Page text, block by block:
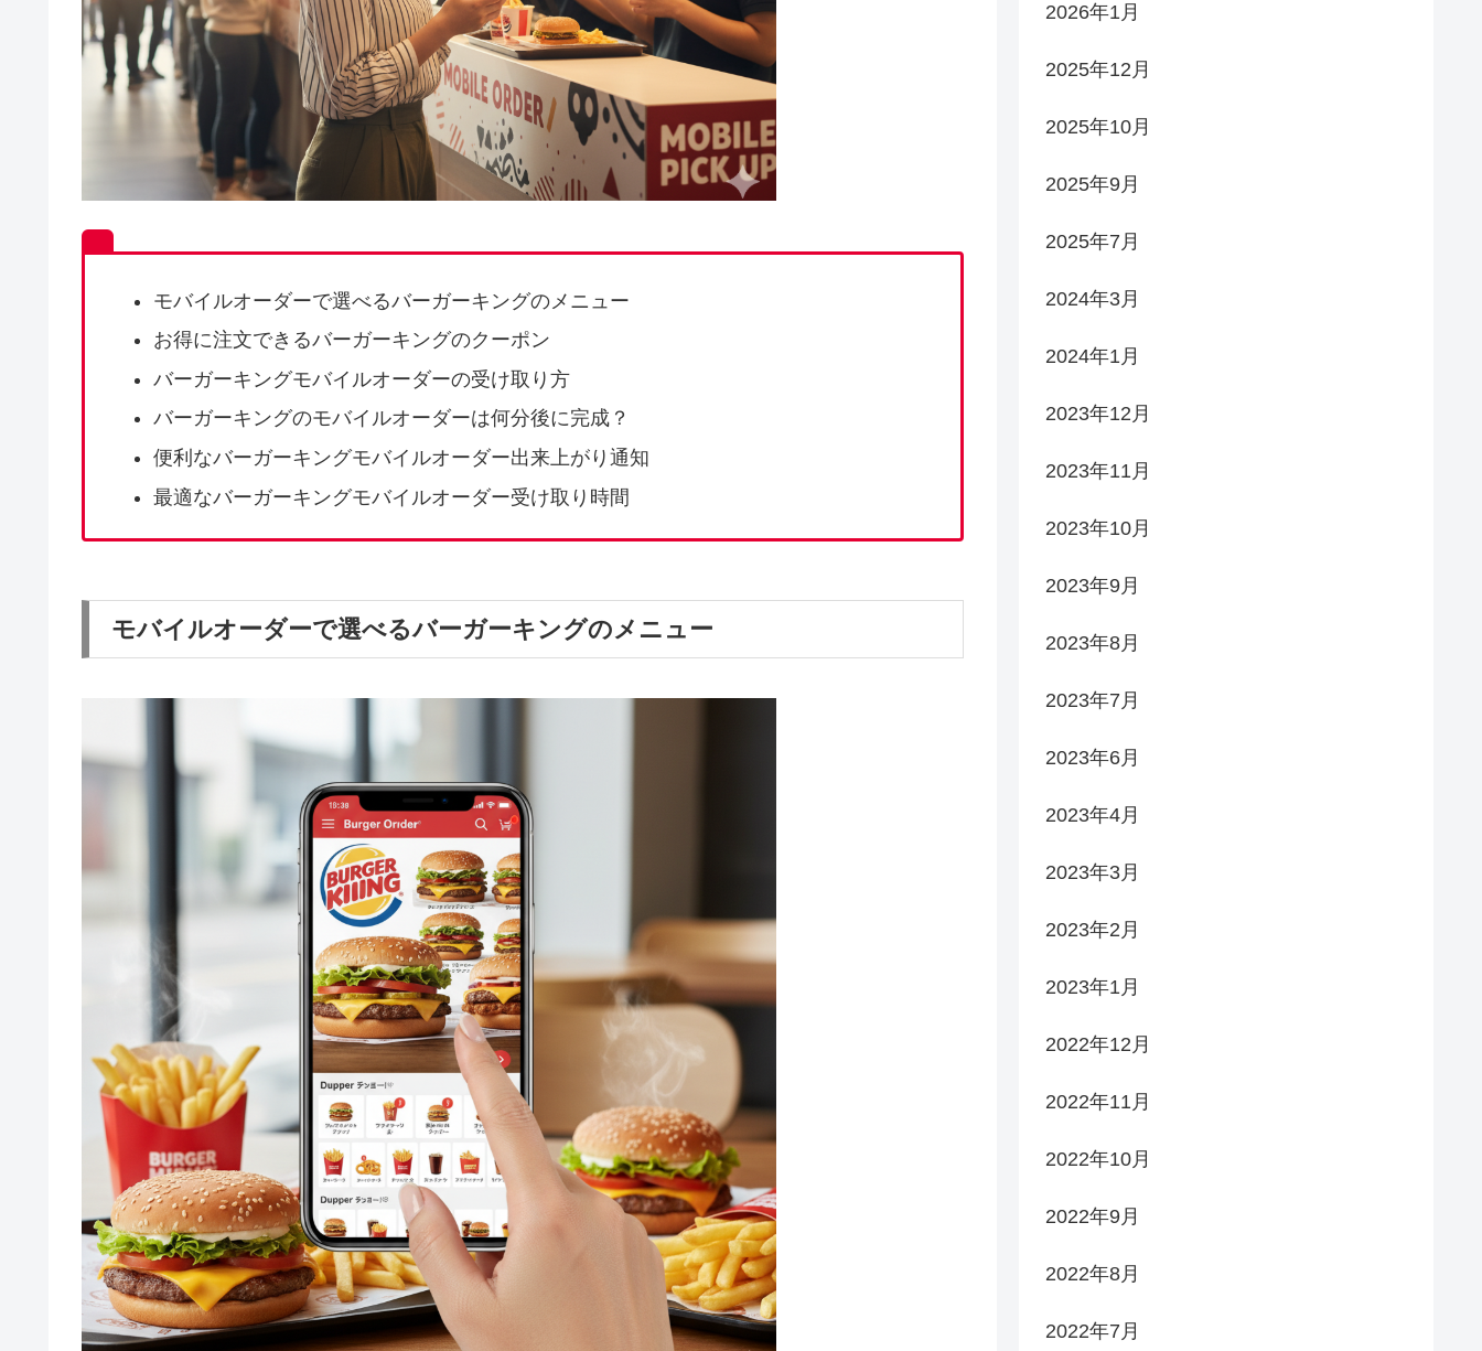
モバイルオーダーで選べるバーガーキングのメニュー
お得に注文できるバーガーキングのクーポン
バーガーキングモバイルオーダーの受け取り方
バーガーキングのモバイルオーダーは何分後に完成？
便利なバーガーキングモバイルオーダー出来上がり通知
最適なバーガーキングモバイルオーダー受け取り時間
モバイルオーダーで選べるバーガーキングのメニュー
2026年1月
2025年12月
2025年10月
2025年9月
2025年7月
2024年3月
2024年1月
2023年12月
2023年11月
2023年10月
2023年9月
2023年8月
2023年7月
2023年6月
2023年4月
2023年3月
2023年2月
2023年1月
2022年12月
2022年11月
2022年10月
2022年9月
2022年8月
2022年7月